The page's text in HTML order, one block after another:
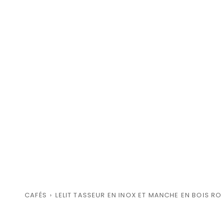
CAFÉS › LELIT TASSEUR EN INOX ET MANCHE EN BOIS